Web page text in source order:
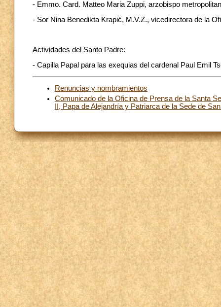
- Emmo. Card. Matteo Maria Zuppi, arzobispo
- Sor Nina Benedikta Krapić, M.V.Z., vicedirectora de la
Actividades del Santo Padre:
- Capilla Papal para las exequias del cardenal Paul Emil
Renuncias y nombramientos
Comunicado de la Oficina de Prensa de la Santa
II, Papa de Alejandría y Patriarca de la Sede de